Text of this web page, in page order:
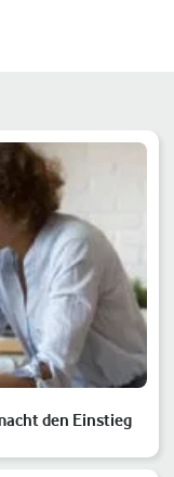
den Einstieg